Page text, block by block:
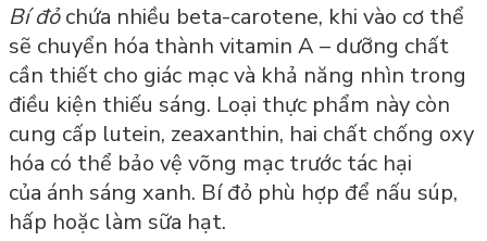
Bí đỏchứa nhiều beta-carotene, khi vào cơ thể
sẽ chuyển hóa thành vitamin A – dưỡng chất
cần thiết cho giác mạc và khả năng nhìn trong
điều kiện thiếu sáng. Loại thực phẩm này còn
cung cấp lutein, zeaxanthin, hai chất chống oxy
hóa có thể bảo vệ võng mạc trước tác hại
của ánh sáng xanh. Bí đỏ phù hợp để nấu súp,
hấp hoặc làm sữa hạt.